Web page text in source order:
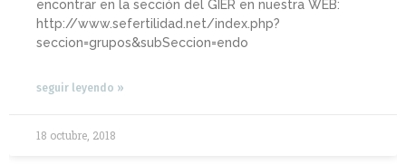
encontrar en la sección del GIER en nuestra WEB:
http://www.sefertilidad.net/index.php?
seccion=grupos&subSeccion=endo
seguir leyendo »
18 octubre, 2018